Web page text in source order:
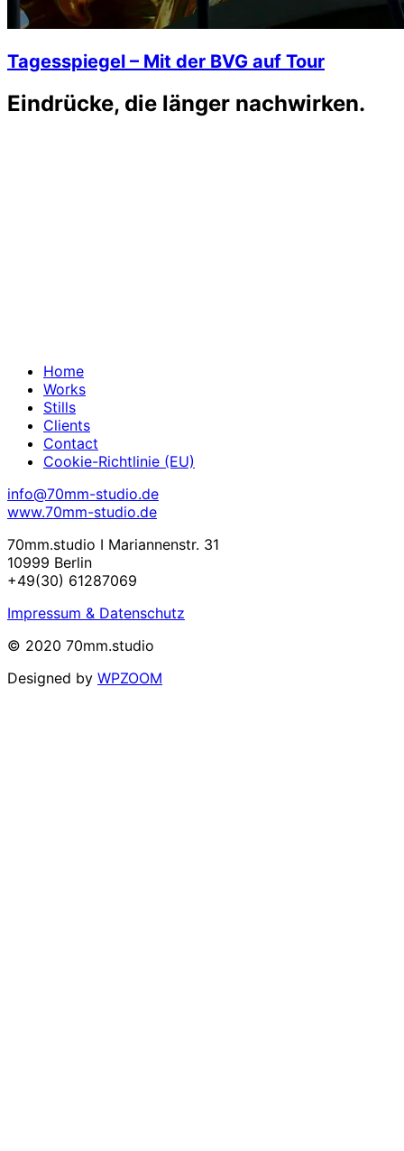
Tagesspiegel – Mit der BVG auf Tour
Eindrücke, die länger nachwirken.
Home
Works
Stills
Clients
Contact
Cookie-Richtlinie (EU)
info@70mm-studio.de
www.70mm-studio.de
70mm.studio I Mariannenstr. 31
10999 Berlin
+49(30) 61287069
Impressum & Datenschutz
© 2020 70mm.studio
Designed by WPZOOM